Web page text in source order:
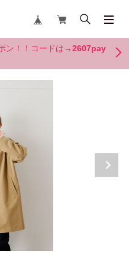
ン！！コードは→2607pay